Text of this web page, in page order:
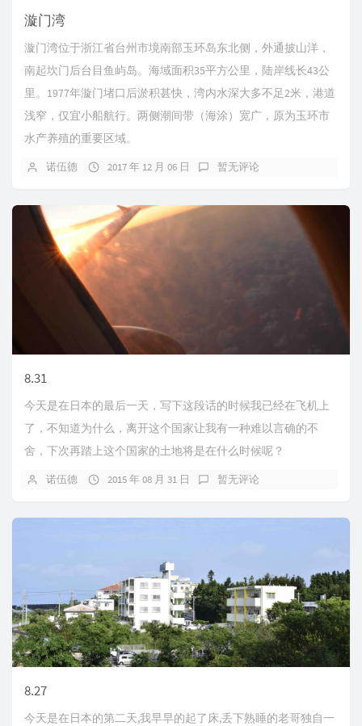
漩门湾
漩门湾位于浙江省台州市境南部玉环岛东北侧，外通披山洋，
南起坎门后台目鱼屿岛。海域面积35平方公里，陆岸线长43公
里。1977年漩门堵口后淤积甚快，湾内水深大多不足2米，港道
浅窄，仅宜小船航行。两侧潮间带（海涂）宽广，原为玉环市
水产养殖的重要区域。
诺伍德 2017 年 12 月 06 日 暂无评论
8.31
今天是在日本的最后一天，写下这段话的时候我已经在飞机上
了，不知道为什么，离开这个国家让我有一种难以言确的不
舍，下次再踏上这个国家的土地将是在什么时候呢？
诺伍德 2015 年 08 月 31 日 暂无评论
8.27
今天是在日本的第二天,我早早的起了床,丢下熟睡的老哥独自一